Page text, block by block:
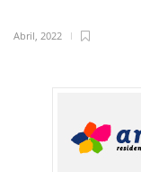
Abril, 2022